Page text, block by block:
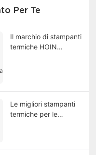
Per Te
Il marchio di stampanti
termiche HOIN
Le migliori stampanti
termiche per le